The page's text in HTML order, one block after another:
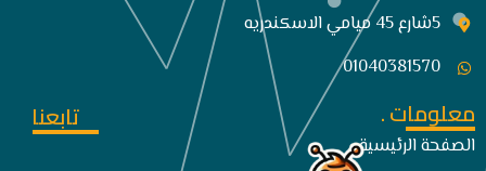
5شارع 45 ميامي الاسكندريه
01040381570
معلومات .
الصفحة الرئيسية
تابعنا